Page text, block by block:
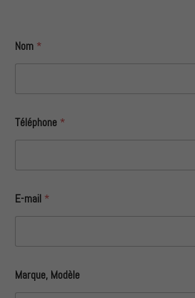
Nom *
Téléphone *
E-mail *
Marque, Modèle